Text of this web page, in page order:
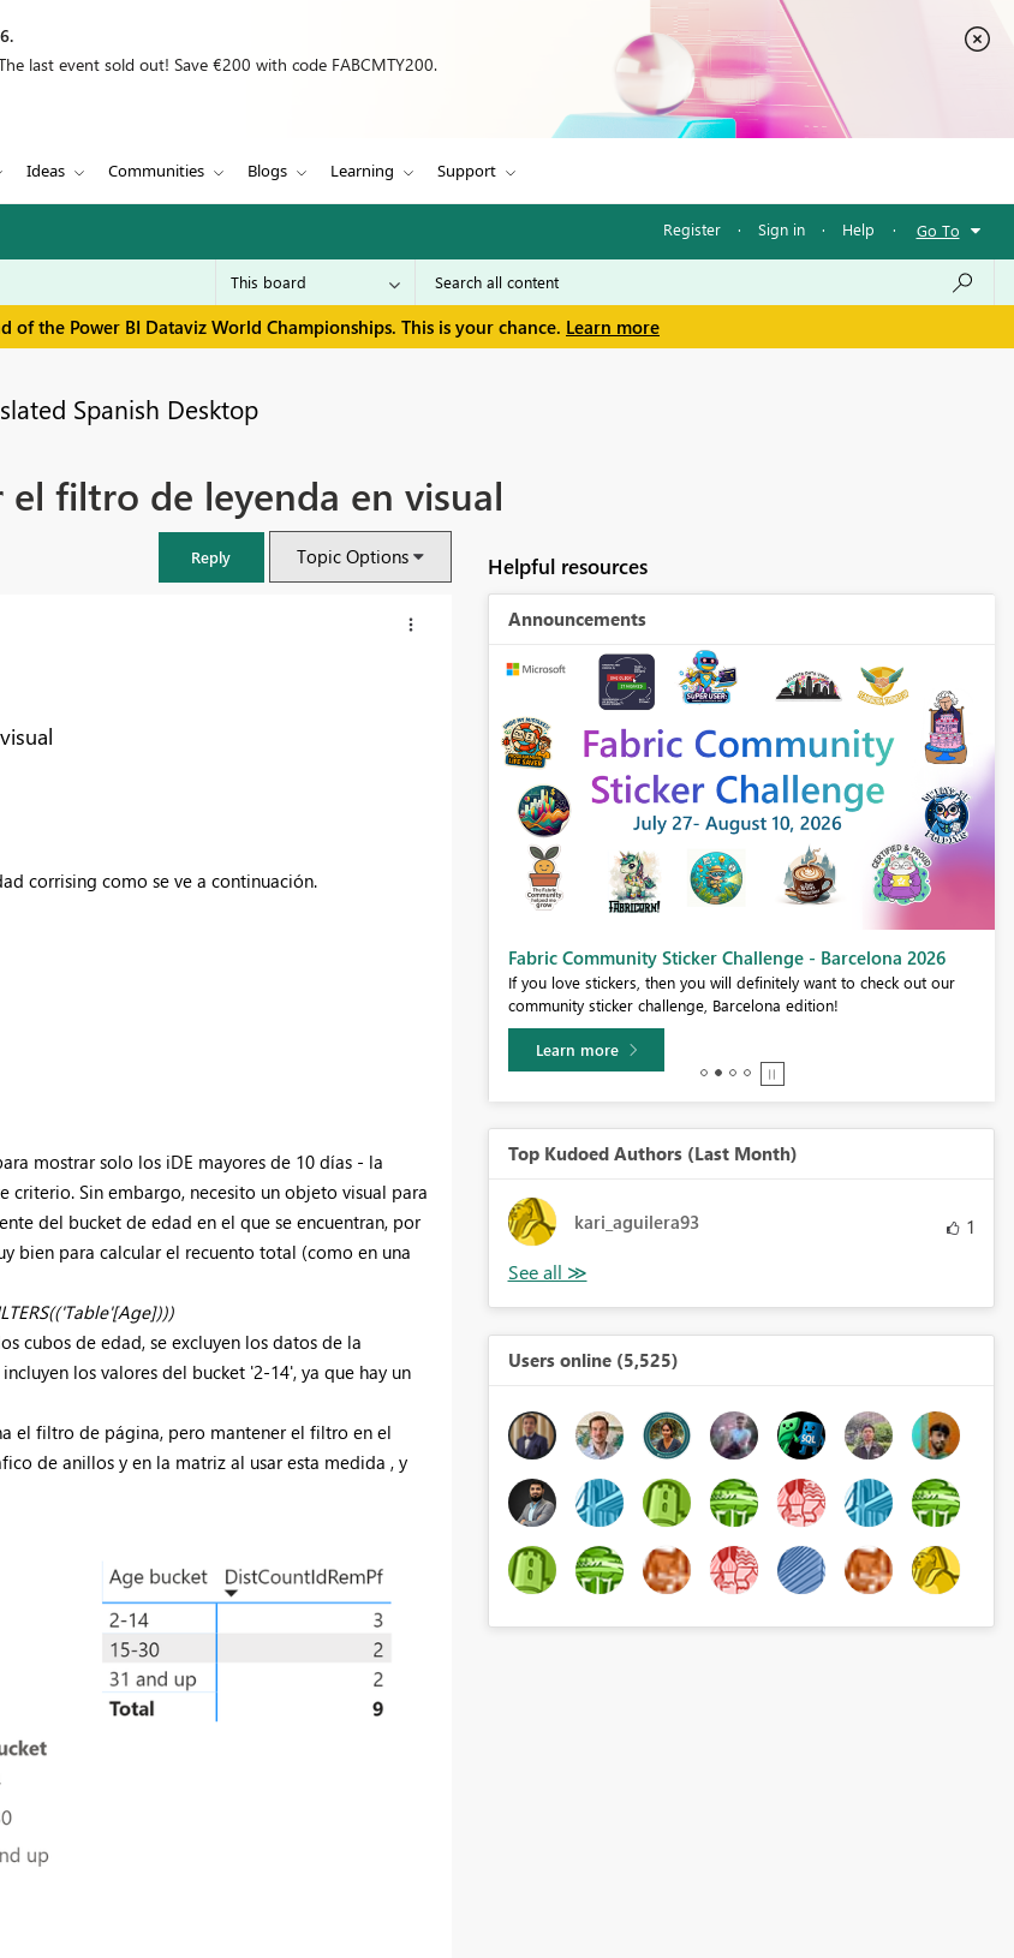
last event sold out! Save €200 with code FABCMTY200.
Ideas Communities Blogs Learning Support
Register · Sign in · Help · Go To
of the Power BI Dataviz World Championships. This is your chance. Learn more
Spanish Desktop
filtro de leyenda en visual
Reply Topic Options
corrising como se ve a continuación.
mostrar solo los iDE mayores de 10 días - la
criterio. Sin embargo, necesito un objeto visual para
del bucket de edad en el que se encuentran, por
bien para calcular el recuento total (como en una
cubos de edad, se excluyen los datos de la
los valores del bucket '2-14', ya que hay un
el filtro de página, pero mantener el filtro en el
de anillos y en la matriz al usar esta medida , y
Helpful resources
Announcements
Fabric Community Sticker Challenge - Barcelona 2026
If you love stickers, then you will definitely want to check out our
community sticker challenge, Barcelona edition!
Learn more
Top Kudoed Authors (Last Month)
kari_aguilera93 1
Users online (5,525)